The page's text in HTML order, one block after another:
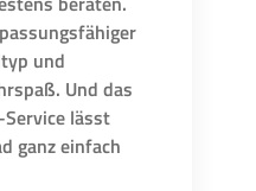
und
Und das
lässt
ganz einfach